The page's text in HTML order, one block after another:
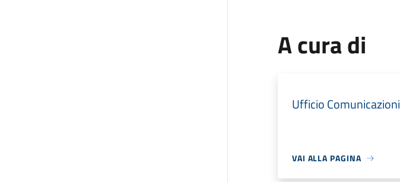
A cura di
Ufficio Comunicazioni
VAI ALLA PAGINA